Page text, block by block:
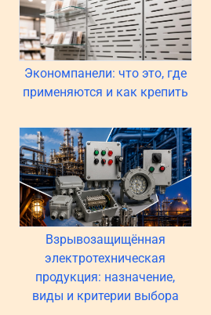
Экономпанели: что это, где
применяются и как крепить
Взрывозащищённая
электротехническая
продукция: назначение,
виды и критерии выбора